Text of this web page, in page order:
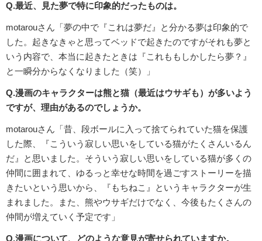
Q.最近、見た夢で特に印象的だったものは。
motarouさん「夢の中で『これは夢だ』と分かる夢は印象的で
した。起きなきゃと思ってベッドで起きたのですがそれも夢と
いう内容で、本当に起きたときは『これももしかしたら夢？』
と一瞬分からなくなりました（笑）」
Q.漫画のキャラクターは熊と猫（最近はウサギも）が多いよう
ですが、理由があるのでしょうか。
motarouさん「昔、段ボールに入って捨てられていた猫を保護
した際、『こういう寂しい思いをしている猫がたくさんいるん
だ』と思いました。そういう寂しい思いをしている猫が多くの
仲間に囲まれて、ゆるっと幸せな時間を過ごすストーリーを描
きたいという思いから、『もちねこ』というキャラクターが生
まれました。また、熊やウサギだけでなく、今後もたくさんの
仲間が増えていく予定です」
Q.漫画について、どのような意見が寄せられていますか。